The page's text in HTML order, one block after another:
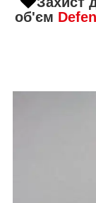
об'єм